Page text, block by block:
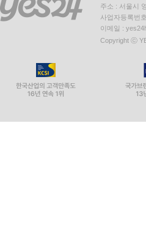
주소 : 서울시
사업자등록번
이메일 :
Copyright ⓒ